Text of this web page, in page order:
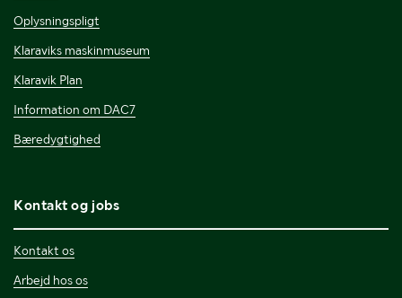
Oplysningspligt
Klaraviks maskinmuseum
Klaravik Plan
Information om DAC7
Bæredygtighed
Kontakt og jobs
Kontakt os
Arbejd hos os